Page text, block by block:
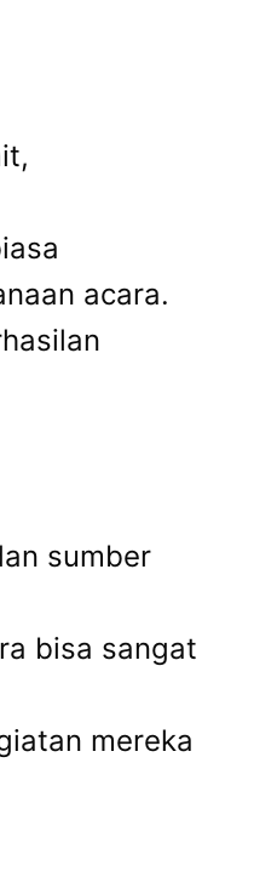
acara.
sumber
bisa sangat
mereka